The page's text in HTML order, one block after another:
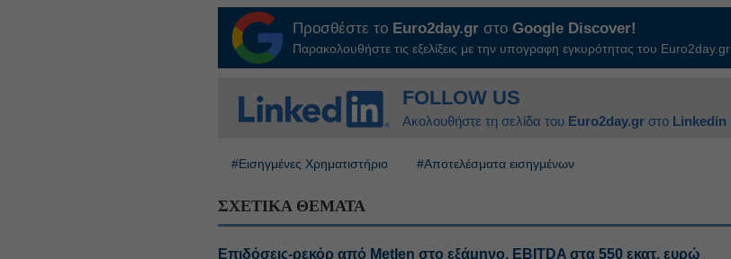
Προσθέστε το Euro2day.gr στοGoogle Discover!
Παρακολουθήστε τις εξελίξεις με την υπογραφη εγκυρότητας του Euro2day.gr
FOLLOW US
Ακολουθήστε τη σελίδα του Euro2day.gr στο Linkedin
#Εισηγμένες Χρηματιστήριο #Αποτελέσματα εισηγμένων
ΣΧΕΤΙΚΑ ΘΕΜΑΤΑ
Επιδόσεις-ρεκόρ από Metlen στο εξάμηνο, EBITDA στα 550 εκατ. ευρώ